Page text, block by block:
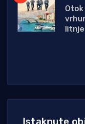
litnje
Istaknute